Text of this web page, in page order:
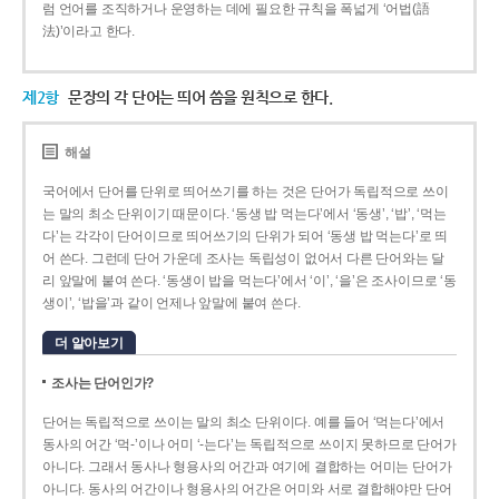
럼 언어를 조직하거나 운영하는 데에 필요한 규칙을 폭넓게 ‘어법(語
法)’이라고 한다.
제2항 문장의 각 단어는 띄어 씀을 원칙으로 한다.
해설
국어에서 단어를 단위로 띄어쓰기를 하는 것은 단어가 독립적으로 쓰이
는 말의 최소 단위이기 때문이다. ‘동생 밥 먹는다’에서 ‘동생’, ‘밥’, ‘먹는
다’는 각각이 단어이므로 띄어쓰기의 단위가 되어 ‘동생 밥 먹는다’로 띄
어 쓴다. 그런데 단어 가운데 조사는 독립성이 없어서 다른 단어와는 달
리 앞말에 붙여 쓴다. ‘동생이 밥을 먹는다’에서 ‘이’, ‘을’은 조사이므로 ‘동
생이’, ‘밥을’과 같이 언제나 앞말에 붙여 쓴다.
더 알아보기
조사는 단어인가?
단어는 독립적으로 쓰이는 말의 최소 단위이다. 예를 들어 ‘먹는다’에서
동사의 어간 ‘먹-­’이나 어미 ‘­-는다’는 독립적으로 쓰이지 못하므로 단어가
아니다. 그래서 동사나 형용사의 어간과 여기에 결합하는 어미는 단어가
아니다. 동사의 어간이나 형용사의 어간은 어미와 서로 결합해야만 단어